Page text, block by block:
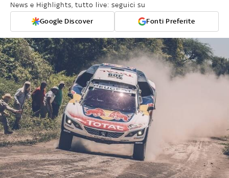
News e Highlights, tutto live: seguici su
Google Discover Fonti Preferite